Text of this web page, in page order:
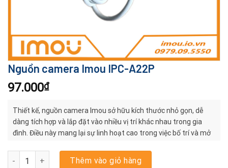
Nguồn camera Imou IPC-A22P
97.000₫
Thiết kế, nguồn camera Imou sở hữu kích thước nhỏ gọn, dễ
dàng tích hợp và lắp đặt vào nhiều vị trí khác nhau trong gia
đình. Điều này mang lại sự linh hoạt cao trong việc bố trí và mở
Nguồn camera Imou IPC-A22P số lượng
Thêm vào giỏ hàng